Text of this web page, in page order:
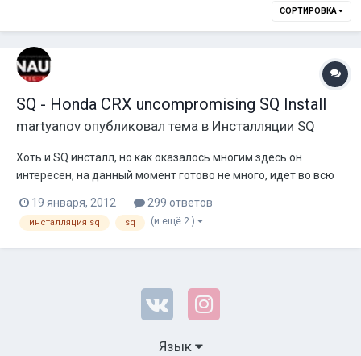
СОРТИРОВКА
SQ - Honda CRX uncompromising SQ Install
martyanov опубликовал тема в Инсталляции SQ
Хоть и SQ инсталл, но как оказалось многим здесь он
интересен, на данный момент готово не много, идет во всю
работы по инсталлу. Системка будет на самом деле
довольно громкая несмотря на SQ направленность. Начну с
описания источника....
19 января, 2012 299 ответов
инсталляция sq sq (и ещё 2 )
Язык